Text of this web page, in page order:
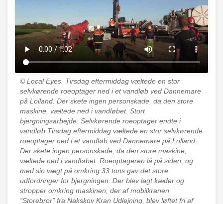
© Local Eyes. Tirsdag eftermiddag væltede en stor
selvkørende roeoptager ned i et vandløb ved Dannemare
på Lolland. Der skete ingen personskade, da den store
maskine, væltede ned i vandløbet. Stort
bjergningsarbejde: Selvkørende roeoptager endte i
vandløb Tirsdag eftermiddag væltede en stor selvkørende
roeoptager ned i et vandløb ved Dannemare på Lolland.
Der skete ingen personskade, da den store maskine,
væltede ned i vandløbet. Roeoptageren lå på siden, og
med sin vægt på omkring 33 tons gav det store
udfordringer for bjergningen. Der blev lagt kæder og
stropper omkring maskinen, der af mobilkranen
”Storebror” fra Nakskov Kran Udlejning, blev løftet fri af